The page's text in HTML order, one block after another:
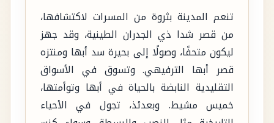
تنعم المدينة بثروة من المسرات لاكتشافها،
من قصر شدا ذي الجدران الطينية، وقد جهز
ليكون متحفًا، وصولًا إلى بحيرة سد أبها ومنتزه
قصر أبها الترفيهي. وتسوق في الأسواق
التقليدية النابضة بالحياة في أبها وتوأمتها،
خميس مشيط. وبعدئذ، تجول في الأحياء